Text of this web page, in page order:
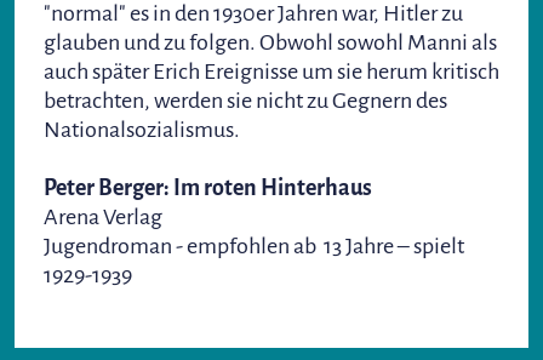
"normal" es in den 1930er Jahren war, Hitler zu
glauben und zu folgen. Obwohl sowohl Manni als
auch später Erich Ereignisse um sie herum kritisch
betrachten, werden sie nicht zu Gegnern des
Nationalsozialismus.
Peter Berger: Im roten Hinterhaus
Arena Verlag
Jugendroman - empfohlen ab 13 Jahre – spielt
1929-1939